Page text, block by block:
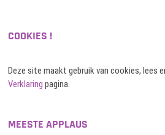
COOKIES !
Deze site maakt gebruik van cookies, lees
Verklaring pagina.
MEESTE APPLAUS